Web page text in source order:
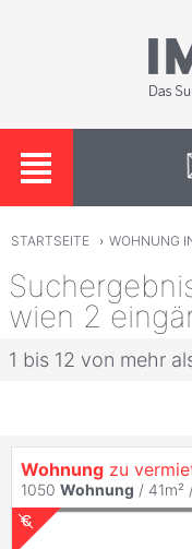
STARTSEITE › WOHNUNG
wien 2
1 bis 12 von mehr
Wohnung zu
1050 Wohnung / 41m²